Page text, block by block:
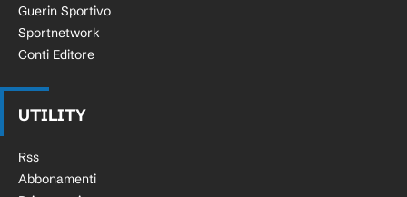
Guerin Sportivo
Sportnetwork
Conti Editore
UTILITY
Rss
Abbonamenti